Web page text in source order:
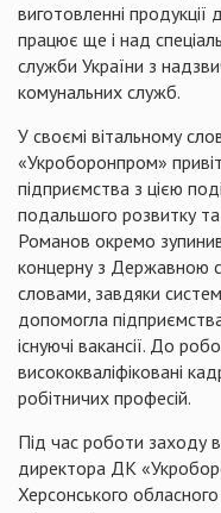
виготовленні продукції
працює ще і над
служби України з
комунальних служб.
У своємі вітальному
«Укроборонпром»
підприємства з цією
подальшого розвитку
Романов окремо
концерну з Державною
словами, завдяки
допомогла
існуючі вакансії. До
висококваліфіковані
робітничих професій.
Під час роботи заходу
директора ДК «
Херсонського